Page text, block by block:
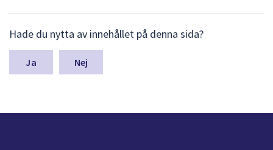
ä
m
a
n
Hade du nytta av innehållet på denna sida?
Nej